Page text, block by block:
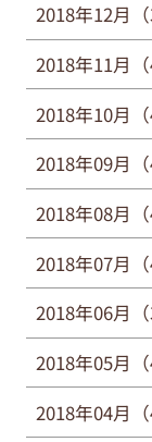
2018年12月（
2018年11月（
2018年10月（
2018年09月（
2018年08月（
2018年07月（
2018年06月（
2018年05月（
2018年04月（